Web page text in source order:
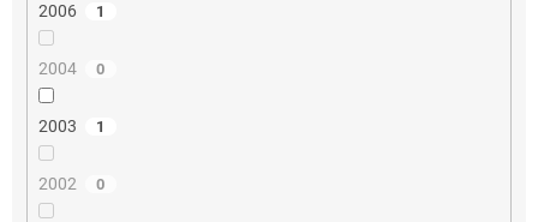
2006 1
2004 0
2003 1
2002 0